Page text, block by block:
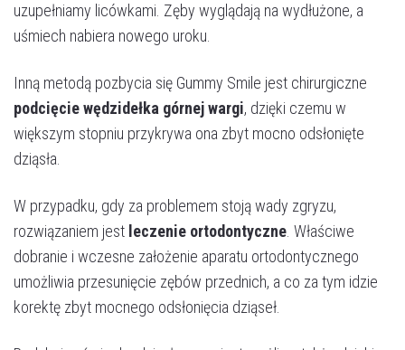
uzupełniamy licówkami. Zęby wyglądają na wydłużone, a
uśmiech nabiera nowego uroku.
Inną metodą pozbycia się Gummy Smile jest chirurgiczne
podcięcie wędzidełka górnej wargi, dzięki czemu w
większym stopniu przykrywa ona zbyt mocno odsłonięte
dziąsła.
W przypadku, gdy za problemem stoją wady zgryzu,
rozwiązaniem jest leczenie ortodontyczne . Właściwe
dobranie i wczesne założenie aparatu ortodontycznego
umożliwia przesunięcie zębów przednich, a co za tym idzie
korektę zbyt mocnego odsłonięcia dziąseł.